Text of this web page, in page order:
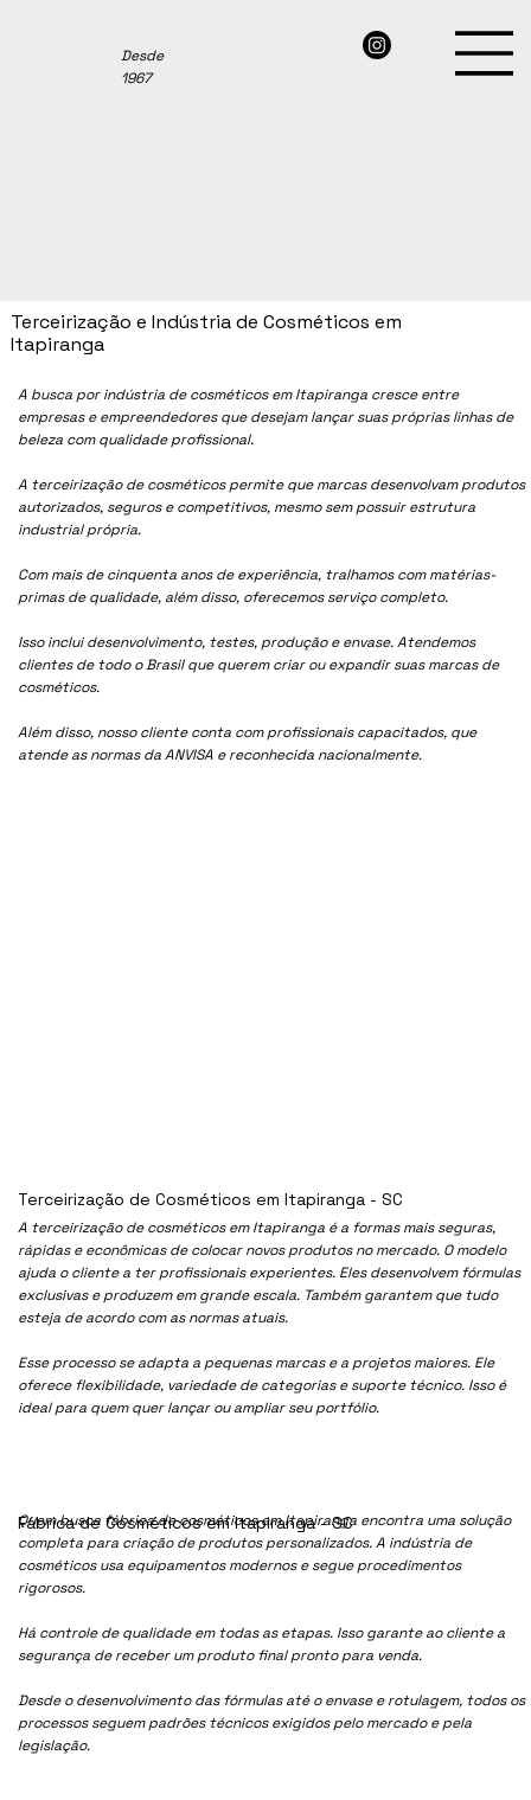
Desde
1967
A busca por indústria de cosméticos em Itapiranga cresce entre
empresas e empreendedores que desejam lançar suas próprias linhas de
beleza com qualidade profissional.
A terceirização de cosméticos permite que marcas desenvolvam produtos
autorizados, seguros e competitivos, mesmo sem possuir estrutura
industrial própria.
Com mais de cinquenta anos de experiência, tralhamos com matérias-
primas de qualidade, além disso, oferecemos serviço completo.
Isso inclui desenvolvimento, testes, produção e envase. Atendemos
clientes de todo o Brasil que querem criar ou expandir suas marcas de
cosméticos.
Além disso, nosso cliente conta com profissionais capacitados, que
atende as normas da ANVISA e reconhecida nacionalmente.
A terceirização de cosméticos em Itapiranga é a formas mais seguras,
rápidas e econômicas de colocar novos produtos no mercado. O modelo
ajuda o cliente a ter profissionais experientes. Eles desenvolvem fórmulas
exclusivas e produzem em grande escala. Também garantem que tudo
esteja de acordo com as normas atuais.
Esse processo se adapta a pequenas marcas e a projetos maiores. Ele
oferece flexibilidade, variedade de categorias e suporte técnico. Isso é
ideal para quem quer lançar ou ampliar seu portfólio.
Quem busca fábrica de cosméticos em Itapiranga encontra uma solução
completa para criação de produtos personalizados. A indústria de
cosméticos usa equipamentos modernos e segue procedimentos
rigorosos.
Há controle de qualidade em todas as etapas. Isso garante ao cliente a
segurança de receber um produto final pronto para venda.
Desde o desenvolvimento das fórmulas até o envase e rotulagem, todos os
processos seguem padrões técnicos exigidos pelo mercado e pela
legislação.
Terceirização e Indústria de Cosméticos em
Itapiranga
Fábrica de Cosméticos em Itapiranga - SC
Terceirização de Cosméticos em Itapiranga - SC